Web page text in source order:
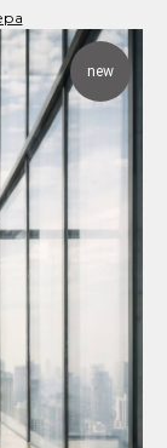
new